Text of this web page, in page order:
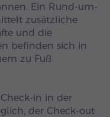
Ein Rund-um-
zusätzliche
und die
befinden sich in
zu Fuß
in in der
der Check-out